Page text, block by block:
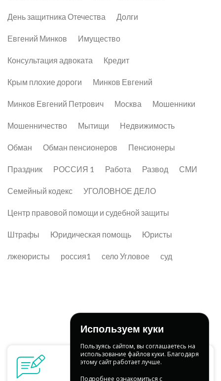
День защитника Отечества Долги
Евгений Минков Имущество
Консультация адвоката Кредит
Крым плохие дороги Минков Евгений
Минков Евгений Петрович Москва Мошенники
Мошенничество Мытищи Недвижимость
Обман Обман пенсионеров Пенсионеры
Праздник РОССИЯ 1 Работа Развод СМИ
Семейный кодекс УГОЛОВНОЕ ДЕЛО
Центр правовой помощи и судебной защиты
Штрафы Юридическая помощь Юристы
лжеюристы россия1 село Угловое суд
Используем куки
Пользуясь сайтом, вы соглашаетесь на
использование файлов куки. Благодаря
этому сайт работает лучше.
Подробнее ознакомиться с